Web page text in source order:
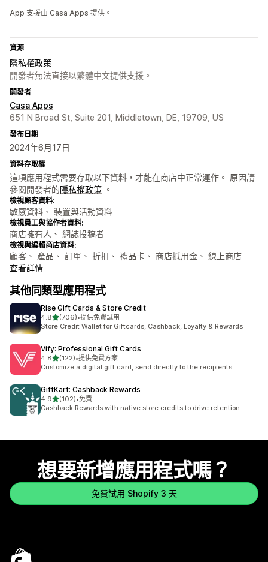
App 支援由 Casa Apps 提供。
資源
隱私權政策
開發者無法直接以繁體中文提供支援。
開發者
Casa Apps
651 N Broad St, Suite 201, Middletown, DE, 19709, US
發布日期
2024年6月17日
資料存取權
這項應用程式需要存取以下資料，才能在商店中正常運作。 原因請
參閱開發者的隱私權政策 。
檢視顧客資料:
敏感資料、 裝置與活動資料
檢視員工與協作者資料:
商店擁有人、 網誌投稿者
檢視與編輯商店資料:
顧客、 產品、 訂單、 折扣、 禮品卡、 商店抵用金、 線上商店
查看詳情
其他同類型應用程式
Rise Gift Cards & Store Credit
4.8滿分 5 顆星
(706)
共有 706 則評價
•提供免費試用
Store Credit Wallet for Giftcards, Cashback, Loyalty & Rewards
Vify: Professional Gift Cards
4.8滿分 5 顆星
(122)
共有 122 則評價
•提供免費方案
Customize a digital gift card, send directly to the recipients
GiftKart: Cashback Rewards
4.9滿分 5 顆星
(102)
共有 102 則評價
•免費
Cashback Rewards with native store credits to drive retention
想要新增應用程式嗎？
免費試用 Shopify 3 天